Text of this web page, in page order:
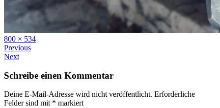
Full
size
800 × 534
Previous
Next
Schreibe einen Kommentar
Deine E-Mail-Adresse wird nicht veröffentlicht. Erforderliche
Felder sind mit * markiert